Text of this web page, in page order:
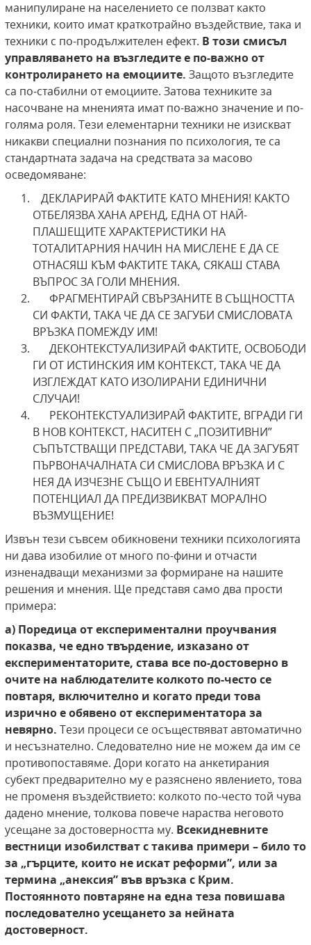
манипулиране на населението се ползват както
техники, които имат краткотрайно въздействие, така и
техники с по-продължителен ефект. В този смисъл
управляването на възгледите е по-важно от
контролирането на емоциите. Защото възгледите
са по-стабилни от емоциите. Затова техниките за
насочване на мненията имат по-важно значение и по-
голяма роля. Тези елементарни техники не изискват
никакви специални познания по психология, те са
стандартната задача на средствата за масово
осведомяване:
ДЕКЛАРИРАЙ ФАКТИТЕ КАТО МНЕНИЯ! КАКТО
ОТБЕЛЯЗВА ХАНА АРЕНД, ЕДНА ОТ НАЙ-
ПЛАШЕЩИТЕ ХАРАКТЕРИСТИКИ НА
ТОТАЛИТАРНИЯ НАЧИН НА МИСЛЕНЕ Е ДА СЕ
ОТНАСЯШ КЪМ ФАКТИТЕ ТАКА, СЯКАШ СТАВА
ВЪПРОС ЗА ГОЛИ МНЕНИЯ.
ФРАГМЕНТИРАЙ СВЪРЗАНИТЕ В СЪЩНОСТТА
СИ ФАКТИ, ТАКА ЧЕ ДА СЕ ЗАГУБИ СМИСЛОВАТА
ВРЪЗКА ПОМЕЖДУ ИМ!
ДЕКОНТЕКСТУАЛИЗИРАЙ ФАКТИТЕ, ОСВОБОДИ
ГИ ОТ ИСТИНСКИЯ ИМ КОНТЕКСТ, ТАКА ЧЕ ДА
ИЗГЛЕЖДАТ КАТО ИЗОЛИРАНИ ЕДИНИЧНИ
СЛУЧАИ!
РЕКОНТЕКСТУАЛИЗИРАЙ ФАКТИТЕ, ВГРАДИ ГИ
В НОВ КОНТЕКСТ, НАСИТЕН С „ПОЗИТИВНИ”
СЪПЪТСТВАЩИ ПРЕДСТАВИ, ТАКА ЧЕ ДА ЗАГУБЯТ
ПЪРВОНАЧАЛНАТА СИ СМИСЛОВА ВРЪЗКА И С
НЕЯ ДА ИЗЧЕЗНЕ СЪЩО И ЕВЕНТУАЛНИЯТ
ПОТЕНЦИАЛ ДА ПРЕДИЗВИКВАТ МОРАЛНО
ВЪЗМУЩЕНИЕ!
Извън тези съвсем обикновени техники психологията
ни дава изобилие от много по-фини и отчасти
изненадващи механизми за формиране на нашите
решения и мнения. Ще представя само два прости
примера:
а) Поредица от експериментални проучвания
показва, че едно твърдение, изказано от
експериментаторите, става все по-достоверно в
очите на наблюдателите колкото по-честосе
повтаря, включително и когато преди това
изрично е обявено от експериментатора за
невярно. Тези процеси се осъществяват автоматично
и несъзнателно. Следователно ние не можем да им се
противопоставяме. Дори когато на анкетирания
субект предварително му е разяснено явлението, това
не променя въздействието: колкото по-често той чува
дадено мнение, толкова повече нараства неговото
усещане за достоверността му. Всекидневните
вестници изобилстват с такива примери – било то
за „гърците, които не искат реформи”, или за
термина „анексия” във връзка с Крим.
Постоянното повтаряне на една теза повишава
последователно усещането за нейната
достоверност.